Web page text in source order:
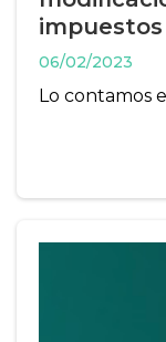
impuestos
06/02/2023
Lo contamos